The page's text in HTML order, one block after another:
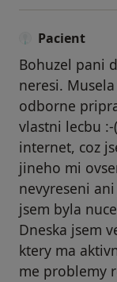
Pacient
Bohuzel pani
neresi.
odborne
vlastni lecbu
internet, coz
jineho mi
nevyreseni
jsem byla
Dneska jsem
ktery ma
me problemy